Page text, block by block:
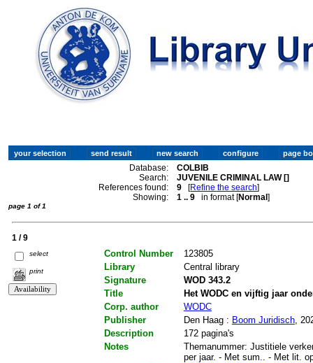
Database:
COLBIB
Search:
JUVENILE CRIMINAL LAW []
References found:
9 [Refine the search]
Showing:
1 .. 9 in format [Normal]
page 1 of 1
1 / 9
select
print
Control Number
123805
Library
Central library
Signature
WOD 343.2
Title
Het WODC en vijftig jaar
Corp. author
WODC
Publisher
Den Haag : Boom Juridisch,
Description
172 pagina's
Notes
Themanummer: Justitiele
per jaar. - Met sum.. - Met lit.